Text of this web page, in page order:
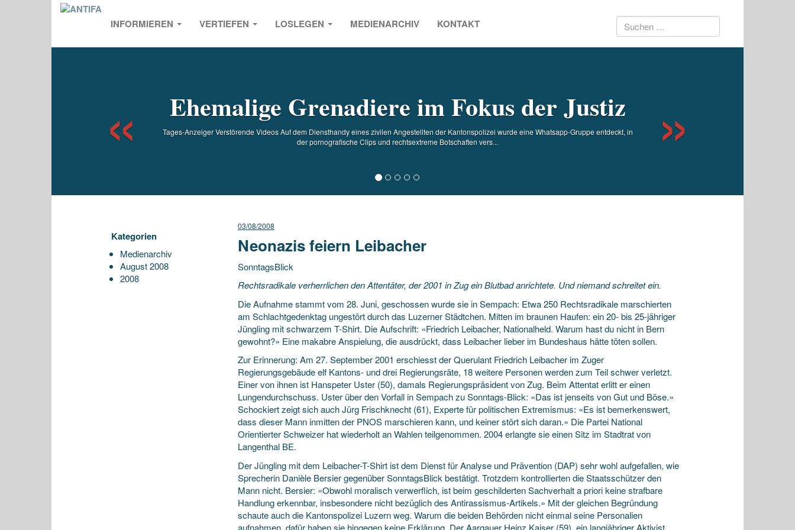
INFORMIEREN VERTIEFEN LOSLEGEN MEDIENARCHIV KONTAKT Suchen
Ehemalige Grenadiere im Fokus der Justiz
Tages-Anzeiger Verstörende Videos Auf dem Diensthandy eines zivilen Angestellten der Kantonspolizei wurde eine Whatsapp-Gruppe entdeckt, in
der pornografische Clips und rechtsextreme Botschaften vers...
Kategorien
Medienarchiv
August 2008
2008
03/08/2008
Neonazis feiern Leibacher
SonntagsBlick
Rechtsradikale verherrlichen den Attentäter, der 2001 in Zug ein Blutbad anrichtete. Und niemand schreitet ein.
Die Aufnahme stammt vom 28. Juni, geschossen wurde sie in Sempach: Etwa 250 Rechtsradikale marschierten
am Schlachtgedenktag ungestörtdurch das Luzerner Städtchen. Mitten im braunen Haufen: ein 20- bis 25-jähriger
Jüngling mit schwarzem T-Shirt. Die Aufschrift: «Friedrich Leibacher, Nationalheld. Warum hast du nicht in Bern
gewohnt?» Eine makabre Anspielung, die ausdrückt, dass Leibacher lieber im Bundeshaus hätte töten sollen.
Zur Erinnerung: Am 27. September 2001 erschiesst der Querulant Friedrich Leibacher im Zuger
Regierungsgebäude elf Kantons- und drei Regierungsräte, 18 weitere Personen werden zum Teil schwer verletzt.
Einer von ihnen ist Hanspeter Uster (50), damals Regierungspräsident von Zug. Beim Attentat erlitt er einen
Lungendurchschuss. Uster über den Vorfall in Sempach zu Sonntags-Blick: «Das ist jenseits von Gut und Böse.»
Schockiert zeigt sich auch Jürg Frischknecht (61), Experte für politischen Extremismus: «Es ist bemerkenswert,
dass dieser Mann inmitten der PNOS marschieren kann, und keiner stört sich daran.» Die Partei National
Orientierter Schweizer hat wiederholt an Wahlen teilgenommen. 2004 erlangte sie einen Sitz im Stadtrat von
Langenthal BE.
Der Jüngling mit dem Leibacher-T-Shirt ist dem Dienst für Analyse und Prävention (DAP) sehr wohl aufgefallen, wie
Sprecherin Danièle Bersier gegenüber SonntagsBlick bestätigt. Trotzdem kontrollierten die Staatsschützer den
Mann nicht. Bersier: «Obwohl moralisch verwerflich, ist beim geschilderten Sachverhalt a priori keine strafbare
Handlung erkennbar, insbesondere nicht bezüglich des Antirassismus-Artikels.» Mit der gleichen Begründung
schaute auch die Kantonspolizei Luzern weg. Warum die beiden Behörden nicht einmal seine Personalien
aufnahmen, dafür haben sie hingegen keine Erklärung. Der Aargauer Heinz Kaiser (59), ein langjähriger Aktivist